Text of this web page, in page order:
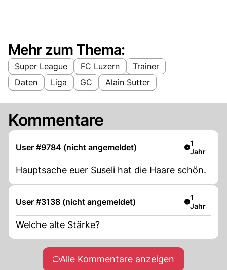
Mehr zum Thema:
Super League FC Luzern
Trainer
Daten
Liga GC Alain Sutter
Kommentare
User #9784 (nicht angemeldet) Artikel
1
Jahr
Hauptsache euer Suseli hat die Haare schön.
User #3138 (nicht angemeldet) Artikel
1
Jahr
Welche alte Stärke?
Alle Kommentare anzeigen